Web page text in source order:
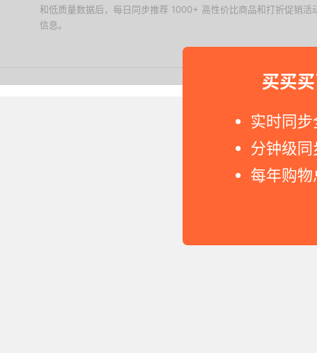
买买
实时同
分钟级
每年购
和低质量数据后，每日同步推荐 1000+ 高性价比商品和打折促销
信息。
Copyright © 2011-2026 网购